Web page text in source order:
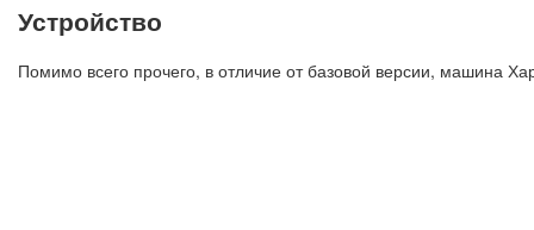
Устройство
Помимо всего прочего, в отличие от базовой версии, машина